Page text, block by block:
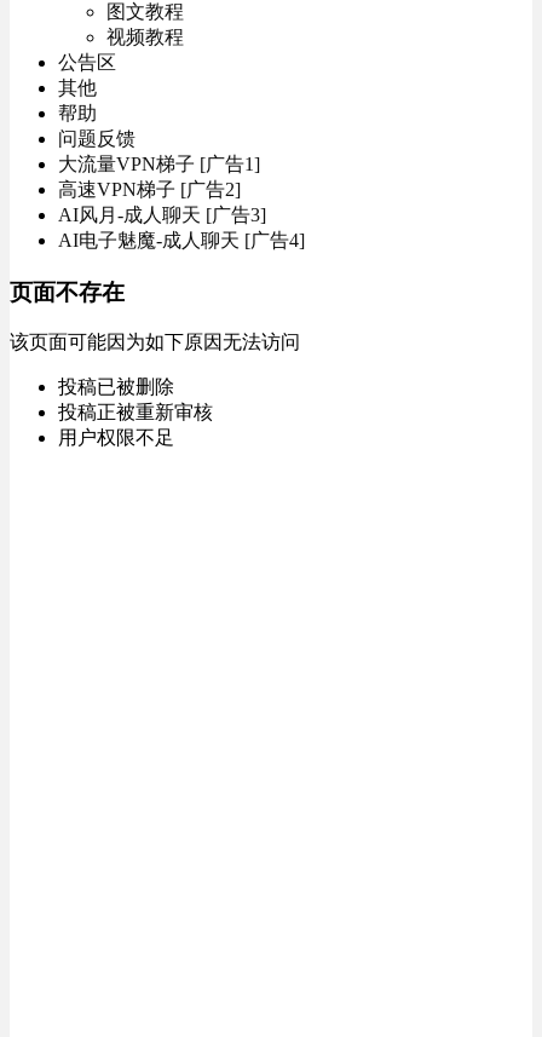
图文教程
视频教程
公告区
其他
帮助
问题反馈
大流量VPN梯子 [广告1]
高速VPN梯子 [广告2]
AI风月-成人聊天 [广告3]
AI电子魅魔-成人聊天 [广告4]
页面不存在
该页面可能因为如下原因无法访问
投稿已被删除
投稿正被重新审核
用户权限不足